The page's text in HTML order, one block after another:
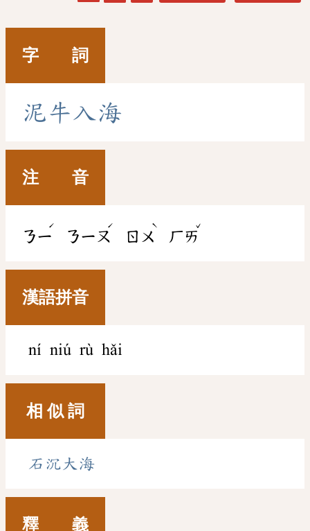
字 詞
泥牛入 海
注 音
ㄋㄧ
ˊ
ㄋㄧㄡ
ˊ
ㄖㄨ
ˋ
ㄏㄞ
ˇ
漢語拼音
ní niú rù hǎi
相 似 詞
石沉大海
釋 義